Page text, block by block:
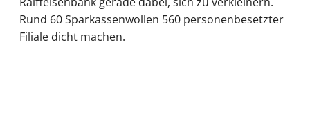
Rund 60 Sparkassenwollen 560 personenbesetzter
Filiale dicht machen.